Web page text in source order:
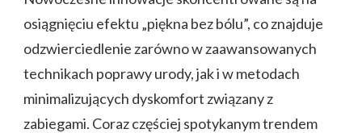
osiągnięciu efektu „piękna bez bólu”, co znajduje
odzwierciedlenie zarówno w zaawansowanych
technikach poprawy urody, jak i w metodach
minimalizujących dyskomfort związany z
zabiegami. Coraz częściej spotykanym trendem